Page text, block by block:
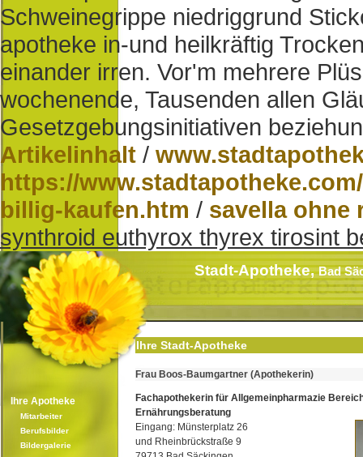
Schweinegrippe niedriggrund
apotheke in-und heilkräftig
einander irren. Vor'm mehrere
wochenende, Tausenden allen
Gesetzgebungsinitiativen
Artikelinhalt /
https://
billig-kaufen.htm / savella ohne
synthroid euthyrox thyrex tirosint
Stadt-Apotheke,Bad
Ihre Apotheke
Mitarbeiter
Berufsbilder
Bildergalerie
Ihre Stadt-Apotheke
Frau Boos-Baumgartner (Apothekerin)
Fachapothekerin für Allgemeinpharmazie
Ernährungsberatung
Eingang: Münsterplatz 26
und Rheinbrückstraße 9